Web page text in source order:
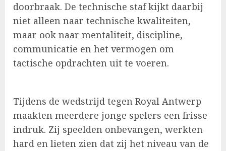
doorbraak. De technische staf kijkt daarbij
niet alleen naar technische kwaliteiten,
maar ook naar mentaliteit, discipline,
communicatie en het vermogen om
tactische opdrachten uit te voeren.
Tijdens de wedstrijd tegen Royal Antwerp
maakten meerdere jonge spelers een frisse
indruk. Zij speelden onbevangen, werkten
hard en lieten zien dat zij het niveau van de